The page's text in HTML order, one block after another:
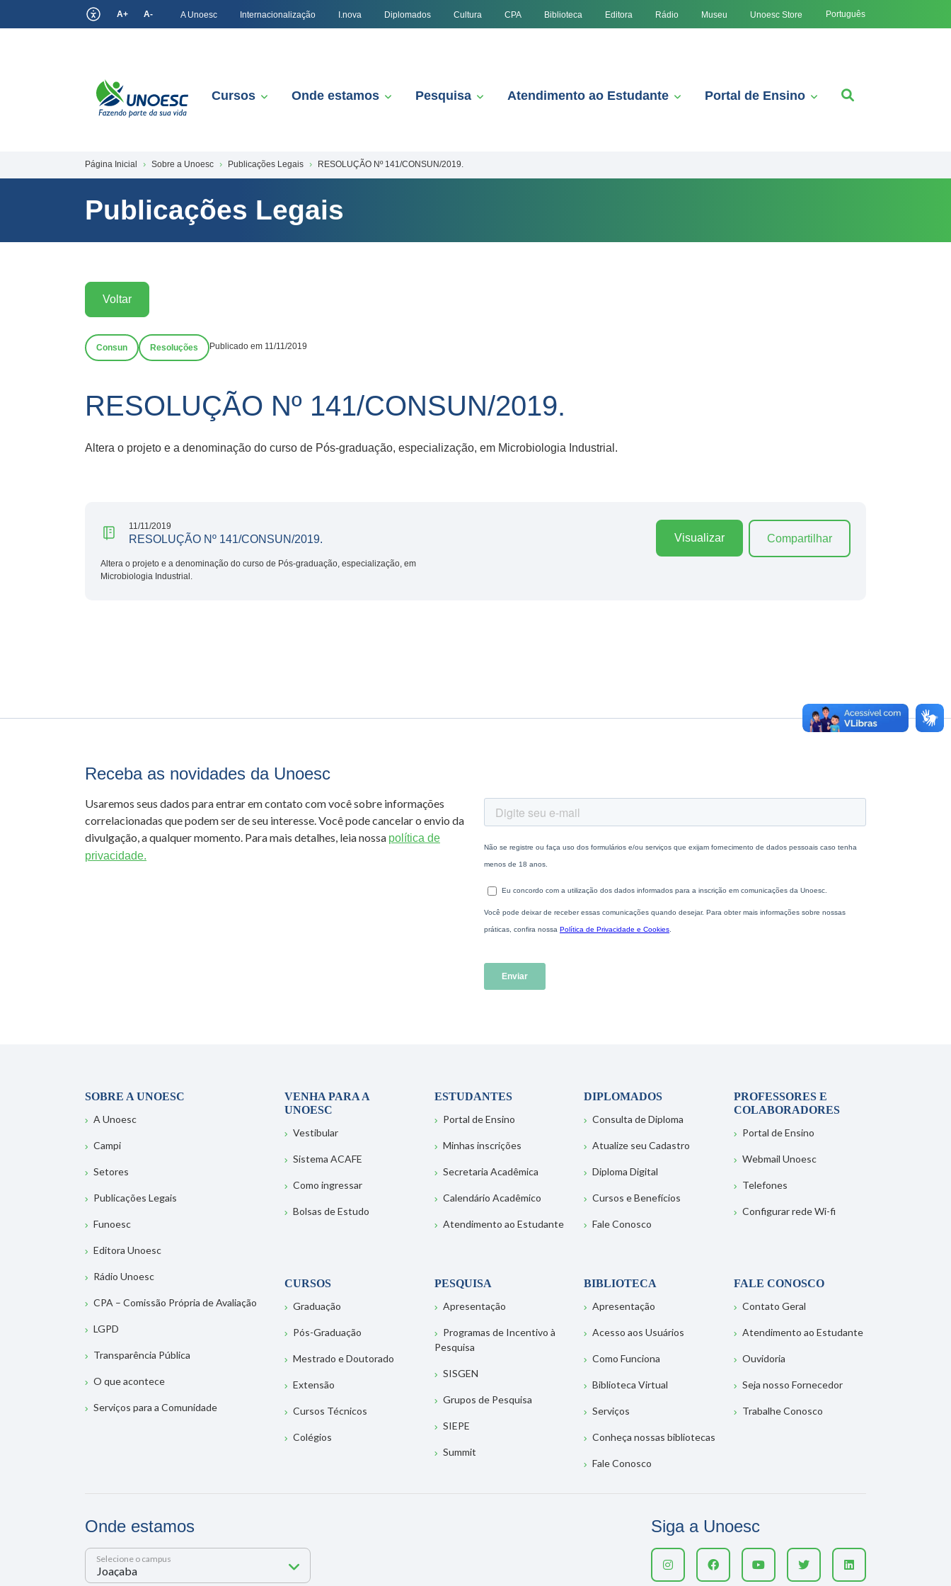
A+ A- A Unoesc Internacionalização I.nova Diplomados Cultura CPA Biblioteca Editora Rádio Museu Unoesc Store Português
Cursos Onde estamos Pesquisa Atendimento ao Estudante Portal de Ensino
Página Inicial Sobre a Unoesc Publicações Legais RESOLUÇÃO Nº 141/CONSUN/2019.
Publicações Legais
Voltar
Consun Resoluções Publicado em 11/11/2019
RESOLUÇÃO Nº 141/CONSUN/2019.
Altera o projeto e a denominação do curso de Pós-graduação, especialização, em Microbiologia Industrial.
11/11/2019
RESOLUÇÃO Nº 141/CONSUN/2019.
Altera o projeto e a denominação do curso de Pós-graduação, especialização, em
Microbiologia Industrial.
Visualizar Compartilhar
Receba as novidades da Unoesc
Usaremos seus dados para entrar em contato com você sobre informações
correlacionadas que podem ser de seu interesse. Você pode cancelar o envio da
divulgação, a qualquer momento. Para mais detalhes, leia nossa política de
privacidade.
SOBRE A UNOESC
A Unoesc
Campi
Setores
Publicações Legais
Funoesc
Editora Unoesc
Rádio Unoesc
CPA – Comissão Própria de Avaliação
LGPD
Transparência Pública
O que acontece
Serviços para a Comunidade
VENHA PARA A
UNOESC
Vestibular
Sistema ACAFE
Como ingressar
Bolsas de Estudo
ESTUDANTES
Portal de Ensino
Minhas inscrições
Secretaria Acadêmica
Calendário Acadêmico
Atendimento ao Estudante
DIPLOMADOS
Consulta de Diploma
Atualize seu Cadastro
Diploma Digital
Cursos e Benefícios
Fale Conosco
PROFESSORES E
COLABORADORES
Portal de Ensino
Webmail Unoesc
Telefones
Configurar rede Wi-fi
CURSOS
Graduação
Pós-Graduação
Mestrado e Doutorado
Extensão
Cursos Técnicos
Colégios
PESQUISA
Apresentação
Programas de Incentivo à
Pesquisa
SISGEN
Grupos de Pesquisa
SIEPE
Summit
BIBLIOTECA
Apresentação
Acesso aos Usuários
Como Funciona
Biblioteca Virtual
Serviços
Conheça nossas bibliotecas
Fale Conosco
FALE CONOSCO
Contato Geral
Atendimento ao Estudante
Ouvidoria
Seja nosso Fornecedor
Trabalhe Conosco
Onde estamos
Selecione o campus
Siga a Unoesc